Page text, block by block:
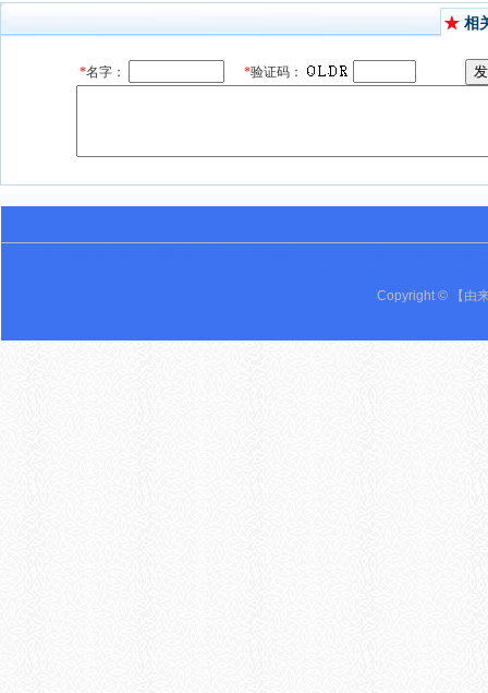
相
Copyright © 【由